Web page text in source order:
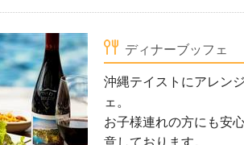
ディナーブッフェ
沖縄テイストにアレン
ェ。
お子様連れの方にも安
意しております。